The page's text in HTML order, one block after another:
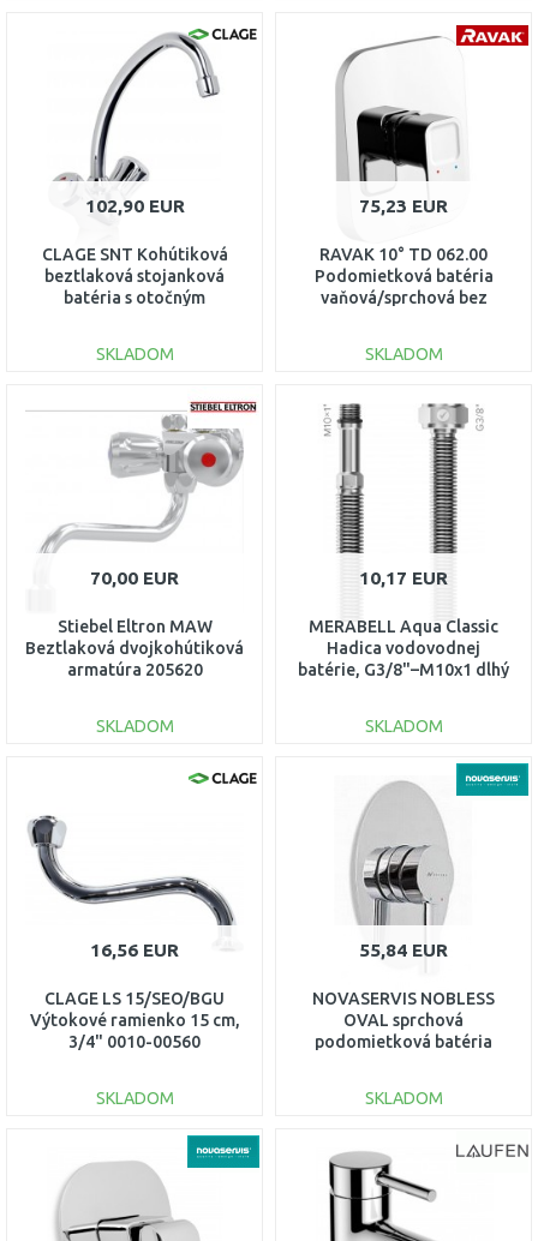
DO KOŠÍKA
Porovnať
DO KOŠÍKA
102,90 EUR
CLAGE SNT Kohútiková
beztlaková stojanková
batéria s otočným
SKLADOM
DO KOŠÍKA
Porovnať
75,23 EUR
RAVAK 10° TD 062.00
Podomietková batéria
vaňová/sprchová bez
SKLADOM
DO KOŠÍKA
Porovnať
70,00 EUR
Stiebel Eltron MAW
Beztlaková dvojkohútiková
armatúra 205620
SKLADOM
DO KOŠÍKA
10,17 EUR
MERABELL Aqua Classic
Hadica vodovodnej
batérie, G3/8"–M10x1 dlhý
SKLADOM
DO KOŠÍKA
Porovnať
16,56 EUR
CLAGE LS 15/SEO/BGU
Výtokové ramienko 15 cm,
3/4" 0010-00560
SKLADOM
Porovnať
55,84 EUR
NOVASERVIS NOBLESS
OVAL sprchová
podomietková batéria
SKLADOM
DO KOŠÍKA
Porovnať